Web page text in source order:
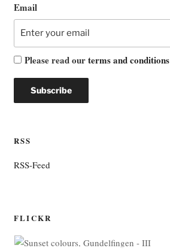
Email
Please read ourterms and conditions
RSS
RSS-Feed
FLICKR